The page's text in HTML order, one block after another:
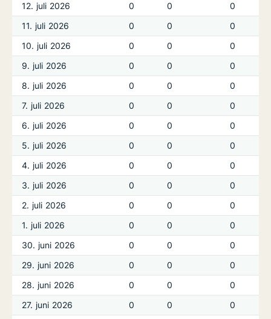
12. juli 2026
0 0
0
11. juli 2026
0 0
0
10. juli 2026
0 0
0
9. juli 2026
0 0
0
8. juli 2026
0 0
0
7. juli 2026
0 0
0
6. juli 2026
0 0
0
5. juli 2026
0 0
0
4. juli 2026
0 0
0
3. juli 2026
0 0
0
2. juli 2026
0 0
0
1. juli 2026
0 0
0
30. juni 2026
0 0
0
29. juni 2026
0 0
0
28. juni 2026
0 0
0
27. juni 2026
0 0 0